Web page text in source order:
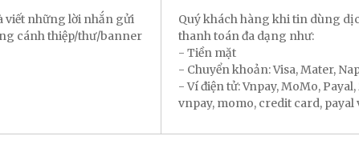
viết những lời nhắn gửi
cánh thiệp/thư/banner
Quý khách hàng khi tin dùng
thanh toán đa dạng như:
- Tiền mặt
- Chuyển khoản: Visa, Mater,
- Ví điện tử: Vnpay, MoMo,
vnpay, momo, credit card, payal